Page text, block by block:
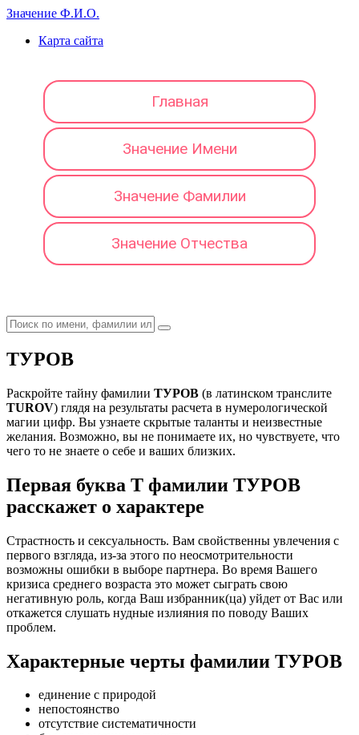
Значение Ф.И.О.
Карта сайта
Главная
Значение Имени
Значение Фамилии
Значение Отчества
ТУРОВ
Раскройте тайну фамилии ТУРОВ (в латинском транслите
TUROV) глядя на результаты расчета в нумерологической
магии цифр. Вы узнаете скрытые таланты и неизвестные
желания. Возможно, вы не понимаете их, но чувствуете, что
чего то не знаете о себе и ваших близких.
Первая буква Т фамилии ТУРОВ
расскажет о характере
Страстность и сексуальность. Вам свойственны увлечения с
первого взгляда, из-за этого по неосмотрительности
возможны ошибки в выборе партнера. Во время Вашего
кризиса среднего возраста это может сыграть свою
негативную роль, когда Ваш избранник(ца) уйдет от Вас или
откажется слушать нудные излияния по поводу Ваших
проблем.
Характерные черты фамилии ТУРОВ
единение с природой
непостоянство
отсутствие систематичности